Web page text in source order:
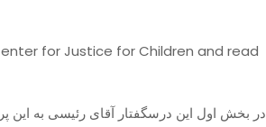
for Justice for Children and read
در بخش اول این درسگفتار آقای رئیسی به این